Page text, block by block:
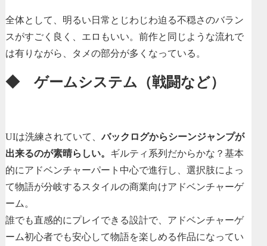
全体として、明るい日常とじわじわ迫る不穏さのバラン
スがすごく良く、エロもいい。前作と同じような流れで
は有りながら、タメの部分が多くなっている。
◆ ゲームシステム（戦闘など）
UIは洗練されていて、バックログからシーンジャンプが
出来るのが素晴らしい。 ギルティ系列だからかな？基本
的にアドベンチャーパート中心で進行し、選択肢によっ
て物語が分岐するスタイルの商業向けアドベンチャーゲ
ーム。
誰でも直感的にプレイできる設計で、アドベンチャーゲ
ーム初心者でも安心して物語を楽しめる作品になってい